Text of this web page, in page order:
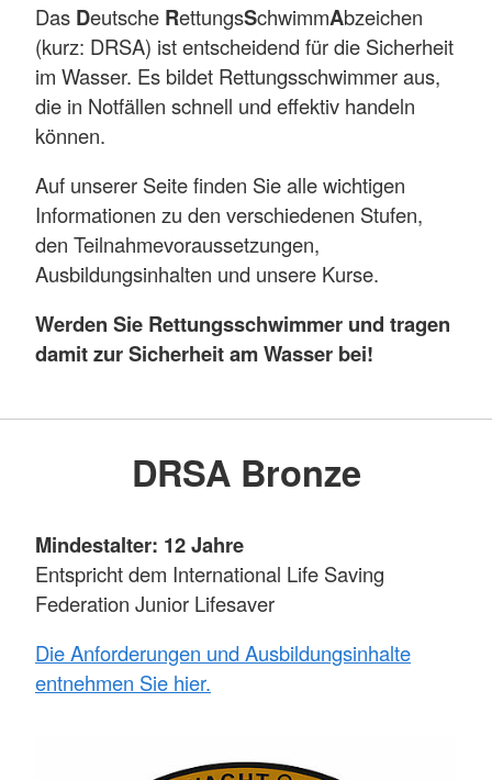
Das Deutsche RettungsSchwimmAbzeichen
(kurz: DRSA) ist entscheidend für die Sicherheit
im Wasser. Es bildet Rettungsschwimmer aus,
die in Notfällen schnell und effektiv handeln
können.
Auf unserer Seite finden Sie alle wichtigen
Informationen zu den verschiedenen Stufen,
den Teilnahmevoraussetzungen,
Ausbildungsinhalten und unsere Kurse.
Werden Sie Rettungsschwimmer und tragen
damit zur Sicherheit am Wasser bei!
DRSA Bronze
Mindestalter: 12 Jahre
Entspricht dem International Life Saving
Federation Junior Lifesaver
Die Anforderungen und Ausbildungsinhalte
entnehmen Sie hier.